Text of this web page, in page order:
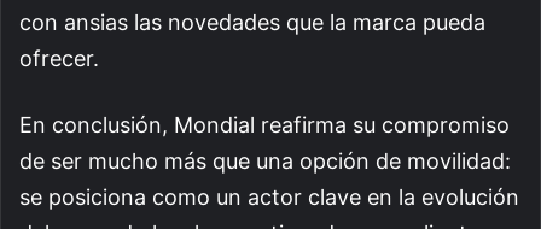
con ansias las novedades que la marca pueda
ofrecer.
En conclusión, Mondial reafirma su compromiso
de ser mucho más que una opción de movilidad:
se posiciona como un actor clave en la evolución